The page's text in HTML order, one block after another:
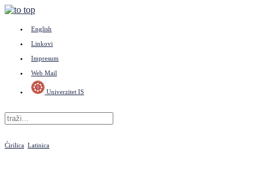
English
Linkovi
Impresum
Web Mail
Univerzitet IS
Ćirilica Latinica